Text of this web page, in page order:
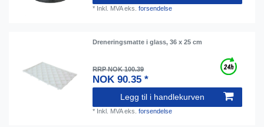
* Inkl. MVAeks.forsendelse
Dreneringsmatte i glass, 36 x 25 cm
RRP NOK 100.39
NOK 90.35 *
Legg til i handlekurven
* Inkl. MVAeks.forsendelse